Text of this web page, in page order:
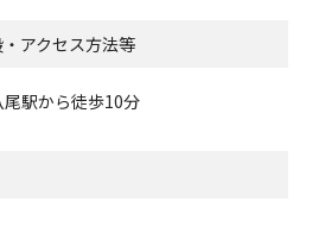
アクセス方法等
駅から徒歩10分